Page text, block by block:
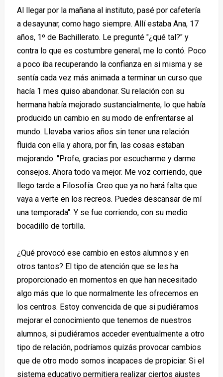
Al llegar por la mañana al instituto, pasé por cafetería
a desayunar, como hago siempre. Allí estaba Ana, 17
años, 1º de Bachillerato. Le pregunté "¿qué tal?" y
contra lo que es costumbre general, me lo contó. Poco
a poco iba recuperando la confianza en si misma y se
sentía cada vez más animada a terminar un curso que
hacía 1 mes quiso abandonar. Su relación con su
hermana había mejorado sustancialmente, lo que había
producido un cambio en su modo de enfrentarse al
mundo. Llevaba varios años sin tener una relación
fluida con ella y ahora, por fin, las cosas estaban
mejorando. "Profe, gracias por escucharme y darme
consejos. Ahora todo va mejor. Me voz corriendo, que
llego tarde a Filosofía. Creo que ya no hará falta que
vaya a verte en los recreos. Puedes descansar de mí
una temporada". Y se fue corriendo, con su medio
bocadillo de tortilla.
¿Qué provocó ese cambio en estos alumnos y en
otros tantos? El tipo de atención que se les ha
proporcionado en momentos en que han necesitado
algo más que lo que normalmente les ofrecemos en
los centros. Estoy convencida de que si pudiéramos
mejorar el conocimiento que tenemos de nuestros
alumnos, si pudiéramos acceder eventualmente a otro
tipo de relación, podríamos quizás provocar cambios
que de otro modo somos incapaces de propiciar. Si el
sistema educativo permitiera realizar ciertos ajustes